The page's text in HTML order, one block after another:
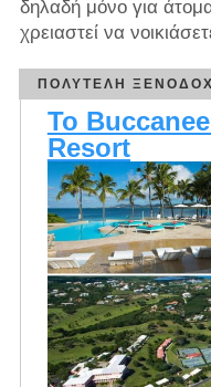
δηλαδή μόνο για
χρειαστεί να
ΠΟΛΥΤΕΛΉ
Το
Resort